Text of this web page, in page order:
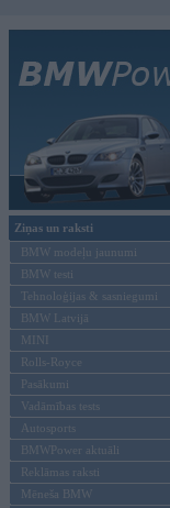
Ziņas un raksti
BMW modeļu jaunumi
BMW testi
Tehnoloģijas & sasniegumi
BMW Latvijā
MINI
Rolls-Royce
Pasākumi
Vadāmības tests
Autosports
BMWPower aktuāli
Reklāmas raksti
Mēneša BMW